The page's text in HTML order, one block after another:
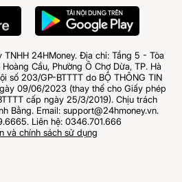
TNHH 24HMoney. Địa chỉ: Tầng 5 - Tòa
Cầu, Phường Ô Chợ Dừa, TP. Hà
số 203/GP-BTTTT do BỘ THÔNG TIN
09/06/2023 (thay thế cho Giấy phép
cấp ngày 25/3/2019). Chịu trách
Bằng. Email: support@24hmoney.vn.
Liên hệ: 0346.701.666
và chính sách sử dụng